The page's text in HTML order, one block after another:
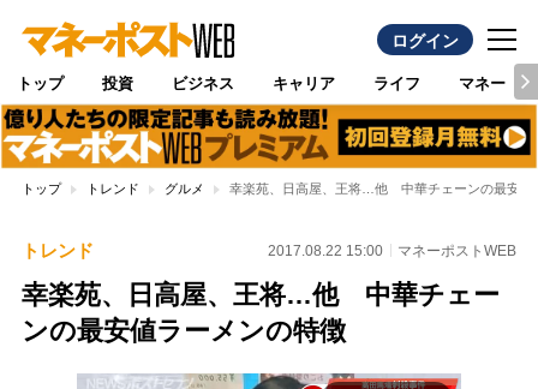
ログイン
トップ 投資 ビジネス キャリア ライフ マネー
トップ トレンド グルメ 幸楽苑、日高屋、王将…他 中華チェーンの最安値
トレンド 2017.08.22 15:00 マネーポストWEB
幸楽苑、日高屋、王将…他 中華チェー
ンの最安値ラーメンの特徴